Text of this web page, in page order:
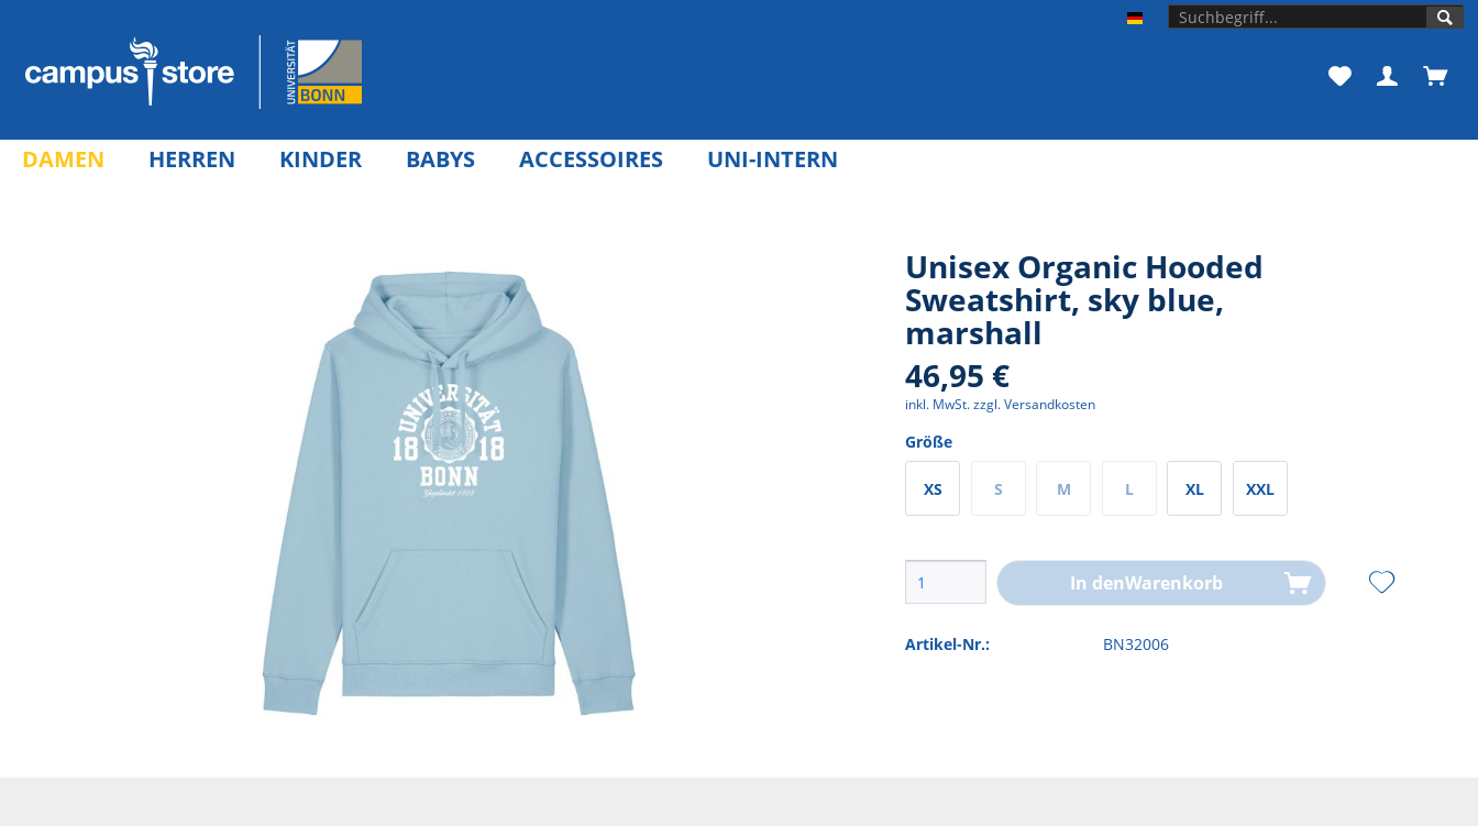
Unishop der Universität Bonn
DAMEN HERREN KINDER BABYS ACCESSOIRES UNI-INTERN
Unisex Organic Hooded
Sweatshirt, sky blue,
marshall
46,95 €
inkl. MwSt.zzgl. Versandkosten
Größe
XS S M L XL XXL
In denWarenkorb
Artikel-Nr.: BN32006